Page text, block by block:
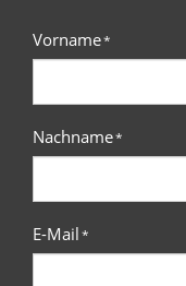
Vorname*
Nachname*
E-Mail*